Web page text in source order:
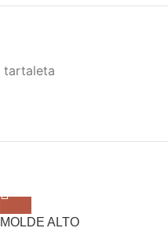
tartaleta
MOLDE ALTO